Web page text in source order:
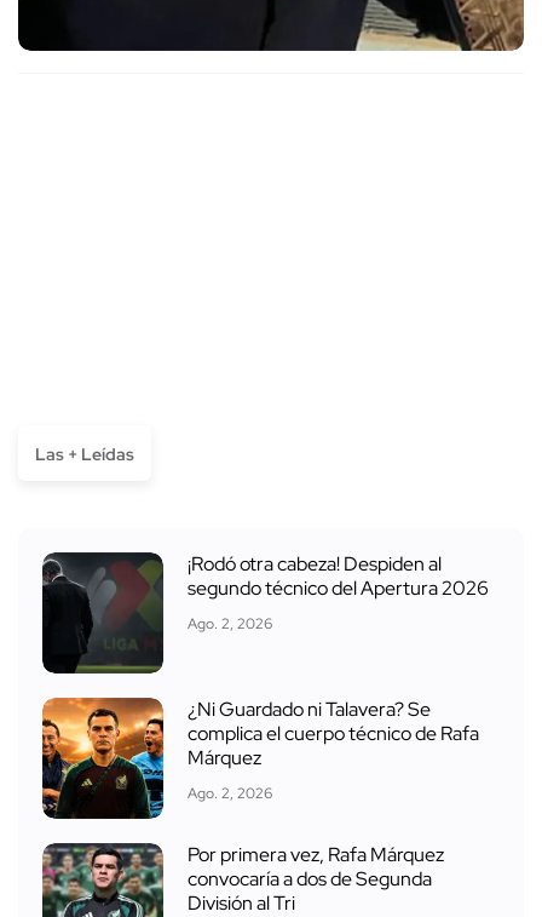
Las + Leídas
¡Rodó otra cabeza! Despiden al
segundo técnico del Apertura 2026
Ago. 2, 2026
¿Ni Guardado ni Talavera? Se
complica el cuerpo técnico de Rafa
Márquez
Ago. 2, 2026
Por primera vez, Rafa Márquez
convocaría a dos de Segunda
División al Tri